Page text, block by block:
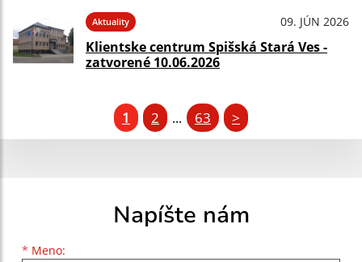
Aktuality 09. JÚN 2026
Klientske centrum Spišská Stará Ves -
zatvorené 10.06.2026
1 2 ... 63 >
Napíšte nám
* Meno:
Meno
Priezvisko
E-mailová adresa